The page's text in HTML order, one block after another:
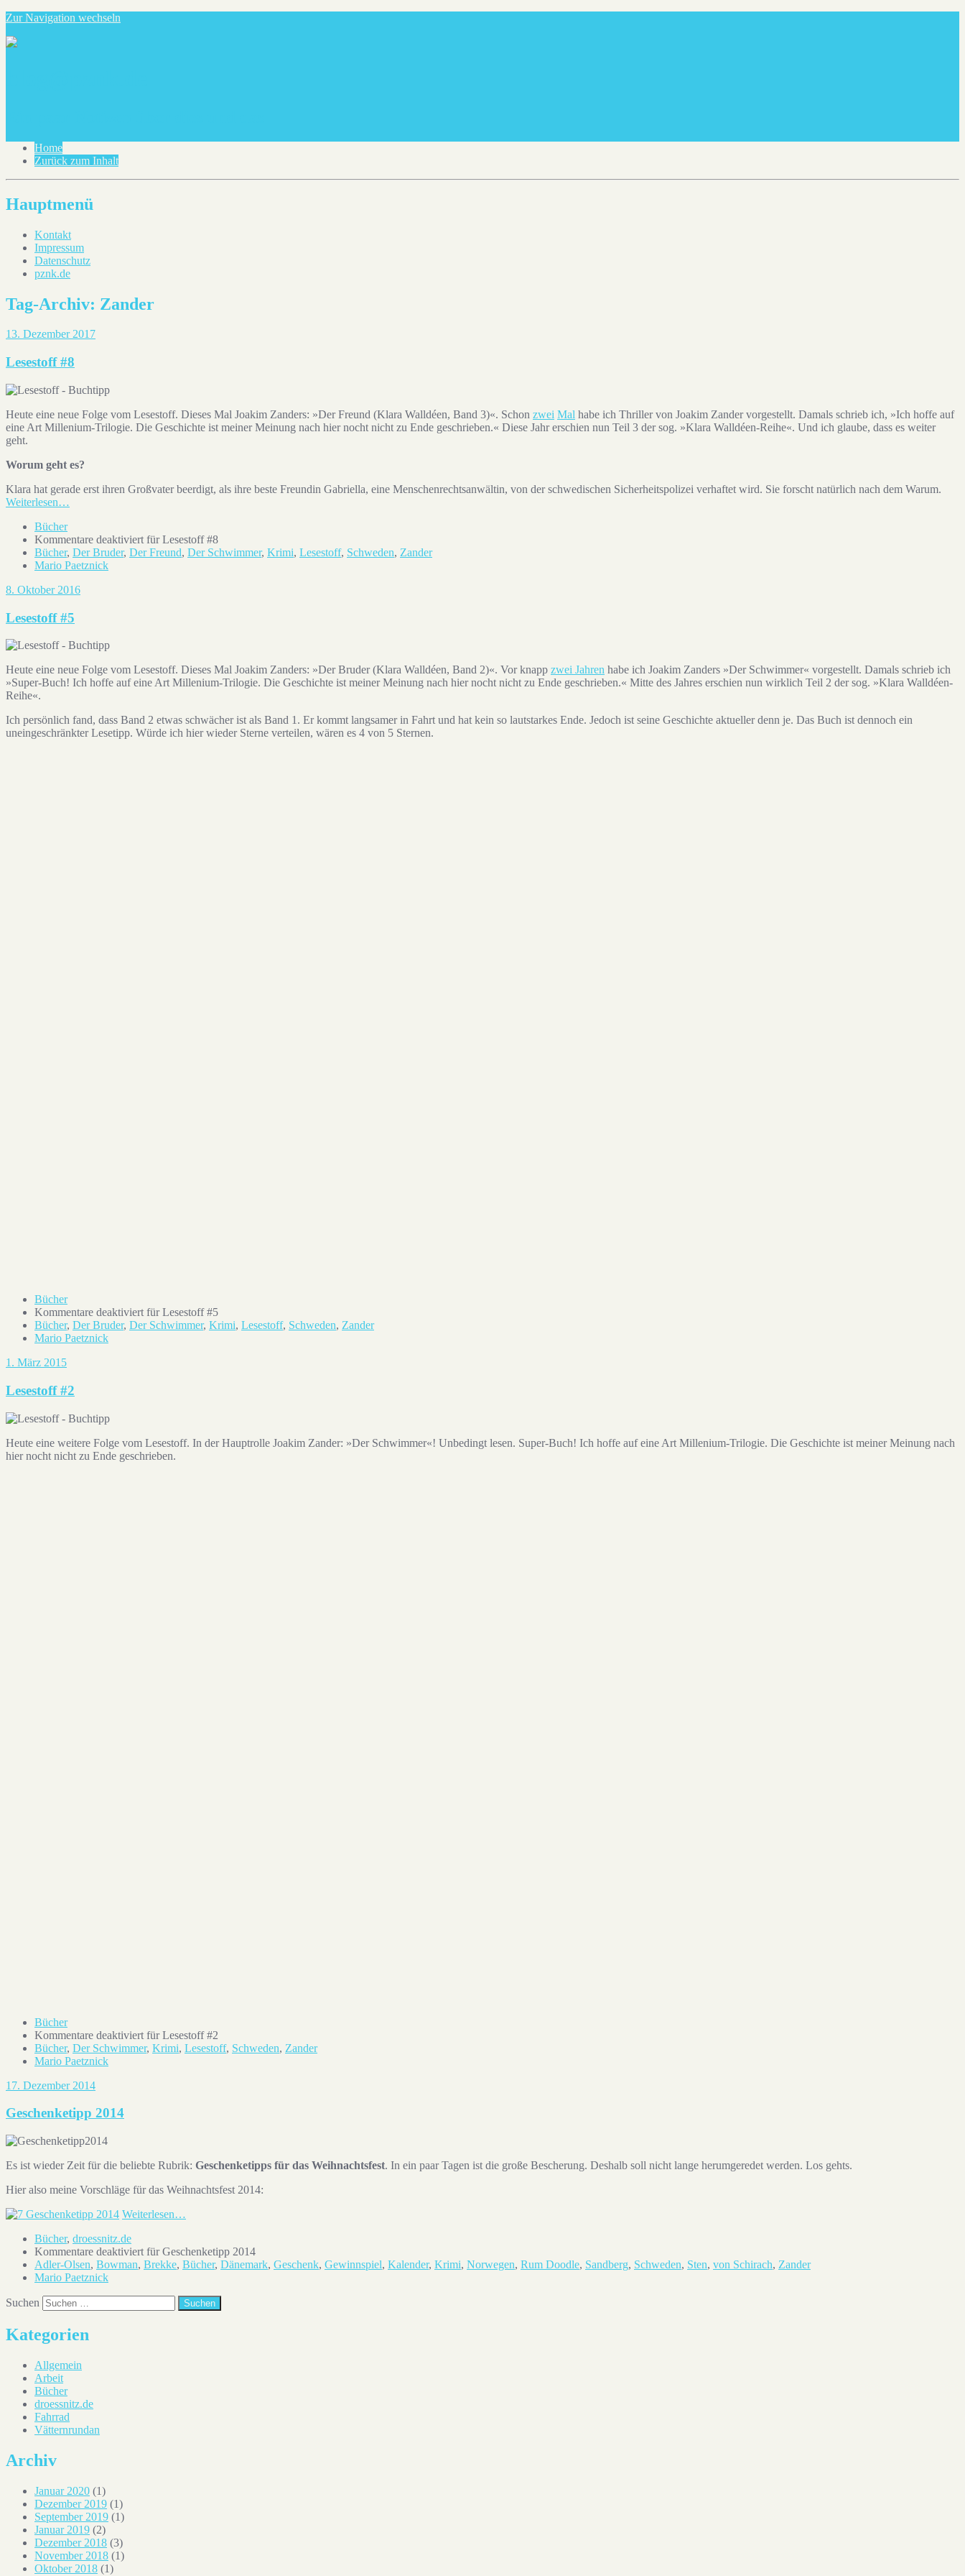
Zur Navigation wechseln
Home
Zurück zum Inhalt
Hauptmenü
Kontakt
Impressum
Datenschutz
pznk.de
Tag-Archiv: Zander
13. Dezember 2017
Lesestoff #8
Heute eine neue Folge vom Lesestoff. Dieses Mal Joakim Zanders: »Der Freund (Klara Walldéen, Band 3)«. Schon zwei Mal habe ich Thriller von Joakim Zander vorgestellt. Damals schrieb ich, »Ich hoffe auf
eine Art Millenium-Trilogie. Die Geschichte ist meiner Meinung nach hier nocht nicht zu Ende geschrieben.« Diese Jahr erschien nun Teil 3 der sog. »Klara Walldéen-Reihe«. Und ich glaube, dass es weiter
geht.
Worum geht es?
Klara hat gerade erst ihren Großvater beerdigt, als ihre beste Freundin Gabriella, eine Menschenrechtsanwältin, von der schwedischen Sicherheitspolizei verhaftet wird. Sie forscht natürlich nach dem Warum.
Weiterlesen…
Bücher
Kommentare deaktiviert für Lesestoff #8
Bücher, Der Bruder, Der Freund, Der Schwimmer, Krimi, Lesestoff, Schweden, Zander
Mario Paetznick
8. Oktober 2016
Lesestoff #5
Heute eine neue Folge vom Lesestoff. Dieses Mal Joakim Zanders: »Der Bruder (Klara Walldéen, Band 2)«. Vor knapp zwei Jahren habe ich Joakim Zanders »Der Schwimmer« vorgestellt. Damals schrieb ich
»Super-Buch! Ich hoffe auf eine Art Millenium-Trilogie. Die Geschichte ist meiner Meinung nach hier nocht nicht zu Ende geschrieben.« Mitte des Jahres erschien nun wirklich Teil 2 der sog. »Klara Walldéen-
Reihe«.
Ich persönlich fand, dass Band 2 etwas schwächer ist als Band 1. Er kommt langsamer in Fahrt und hat kein so lautstarkes Ende. Jedoch ist seine Geschichte aktueller denn je. Das Buch ist dennoch ein
uneingeschränkter Lesetipp. Würde ich hier wieder Sterne verteilen, wären es 4 von 5 Sternen.
Bücher
Kommentare deaktiviert für Lesestoff #5
Bücher, Der Bruder, Der Schwimmer, Krimi, Lesestoff, Schweden, Zander
Mario Paetznick
1. März 2015
Lesestoff #2
Heute eine weitere Folge vom Lesestoff. In der Hauptrolle Joakim Zander: »Der Schwimmer«! Unbedingt lesen. Super-Buch! Ich hoffe auf eine Art Millenium-Trilogie. Die Geschichte ist meiner Meinung nach
hier nocht nicht zu Ende geschrieben.
Bücher
Kommentare deaktiviert für Lesestoff #2
Bücher, Der Schwimmer, Krimi, Lesestoff, Schweden, Zander
Mario Paetznick
17. Dezember 2014
Geschenketipp 2014
Es ist wieder Zeit für die beliebte Rubrik: Geschenketipps für das Weihnachtsfest. In ein paar Tagen ist die große Bescherung. Deshalb soll nicht lange herumgeredet werden. Los gehts.
Hier also meine Vorschläge für das Weihnachtsfest 2014:
Weiterlesen…
Bücher, droessnitz.de
Kommentare deaktiviert für Geschenketipp 2014
Adler-Olsen, Bowman, Brekke, Bücher, Dänemark, Geschenk, Gewinnspiel, Kalender, Krimi, Norwegen, Rum Doodle, Sandberg, Schweden, Sten, von Schirach, Zander
Mario Paetznick
Suchen
Kategorien
Allgemein
Arbeit
Bücher
droessnitz.de
Fahrrad
Vätternrundan
Archiv
Januar 2020 (1)
Dezember 2019 (1)
September 2019 (1)
Januar 2019 (2)
Dezember 2018 (3)
November 2018 (1)
Oktober 2018 (1)